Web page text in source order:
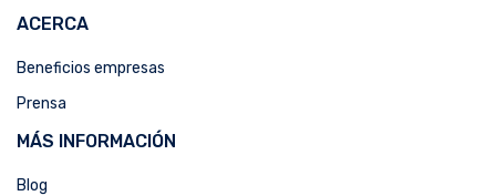
ACERCA
Beneficios empresas
Prensa
MÁS INFORMACIÓN
Blog